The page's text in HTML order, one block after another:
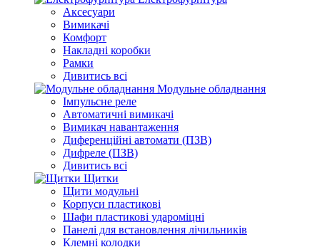
Аксесуари
Вимикачі
Комфорт
Накладні коробки
Рамки
Дивитись всі
Модульне обладнання
Імпульсне реле
Автоматичні вимикачі
Вимикач навантаження
Диференційні автомати (ПЗВ)
Дифреле (ПЗВ)
Дивитись всі
Щитки
Щити модульні
Корпуси пластикові
Шафи пластикові удароміцні
Панелі для встановлення лічильників
Клемні колодки